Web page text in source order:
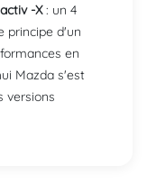
-X: un 4
principe d'un
en
Mazda s'est
versions